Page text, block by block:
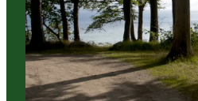
Veranstaltungen
Übernachtung
Reiseplanung
Buchen & kaufen